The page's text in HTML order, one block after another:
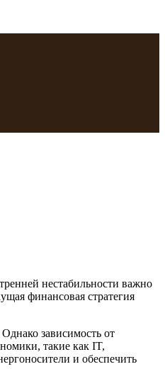
нестабильности важно
финансовая стратегия
зависимость от
такие как IT,
и обеспечить